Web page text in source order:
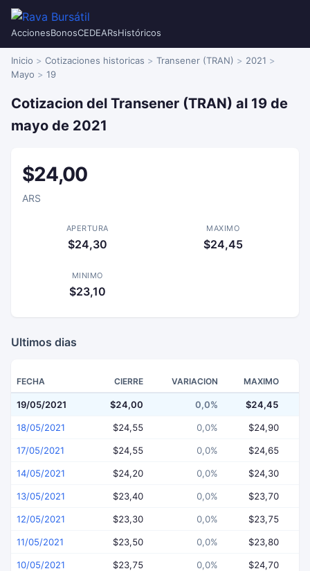
AccionesBonosCEDEARsHistóricos
Inicio Cotizaciones historicas Transener (TRAN)
2021
Mayo
19
Cotizacion del Transener (TRAN) al 19 de
mayo de 2021
$24,00
ARS
APERTURA
$24,30
MAXIMO
$24,45
MINIMO
$23,10
Ultimos dias
FECHA CIERRE VARIACION MAXIMO
19/05/2021 $24,00 0,0% $24,45
18/05/2021 $24,55 0,0% $24,90
17/05/2021 $24,55 0,0% $24,65
14/05/2021 $24,20 0,0% $24,30
13/05/2021 $23,40 0,0% $23,70
12/05/2021 $23,30 0,0% $23,75
11/05/2021 $23,50 0,0% $23,80
10/05/2021 $23,75 0,0% $24,70